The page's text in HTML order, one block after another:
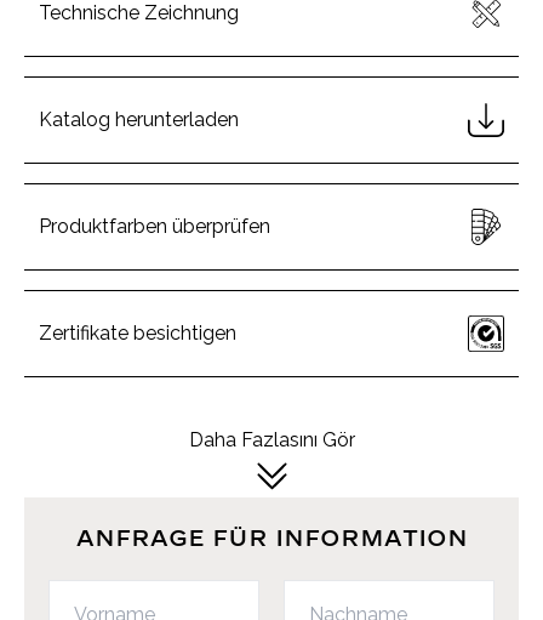
Technische Zeichnung
Katalog herunterladen
Produktfarben überprüfen
Zertifikate besichtigen
Daha Fazlasını Gör
ANFRAGE FÜR INFORMATION